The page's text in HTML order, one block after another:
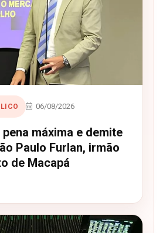
06/08/2026
máxima e demite
Paulo Furlan, irmão
de Macapá